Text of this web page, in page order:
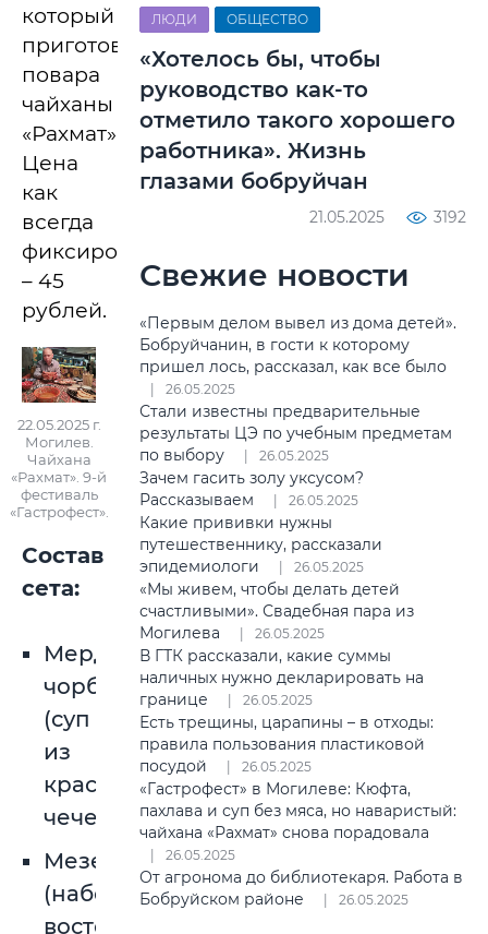
который
приготовили
повара
чайханы
«Рахмат».
Цена
как
всегда
фиксированная
– 45
рублей.
22.05.2025 г.
Могилев.
Чайхана
«Рахмат». 9-й
фестиваль
«Гастрофест».
Состав
сета:
Мерджимек
чорба
(суп
из
красной
чечевицы)
Мезе
(набор
восточных
ЛЮДИ ОБЩЕСТВО
«Хотелось бы, чтобы
руководство как-то
отметило такого хорошего
работника». Жизнь
глазами бобруйчан
21.05.2025 3192
Свежие новости
«Первым делом вывел из дома детей».
Бобруйчанин, в гости к которому
пришел лось, рассказал, как все было
26.05.2025
Стали известны предварительные
результаты ЦЭ по учебным предметам
по выбору
26.05.2025
Зачем гасить золу уксусом?
Рассказываем
26.05.2025
Какие прививки нужны
путешественнику, рассказали
эпидемиологи
26.05.2025
«Мы живем, чтобы делать детей
счастливыми». Свадебная пара из
Могилева
26.05.2025
В ГТК рассказали, какие суммы
наличных нужно декларировать на
границе
26.05.2025
Есть трещины, царапины – в отходы:
правила пользования пластиковой
посудой
26.05.2025
«Гастрофест» в Могилеве: Кюфта,
пахлава и суп без мяса, но наваристый:
чайхана «Рахмат» снова порадовала
26.05.2025
От агронома до библиотекаря. Работа в
Бобруйском районе
26.05.2025